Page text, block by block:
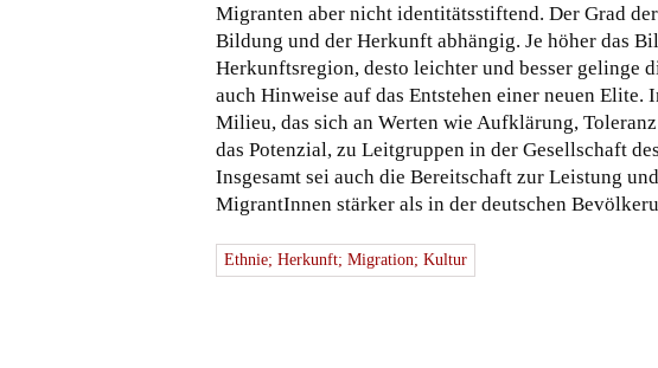
Migranten aber nicht identitätsstiftend. Der Grad
Bildung und der Herkunft abhängig. Je höher das
Herkunftsregion, desto leichter und besser gelinge
auch Hinweise auf das Entstehen einer neuen
Milieu, das sich an Werten wie Aufklärung,
das Potenzial, zu Leitgruppen in der Gesellschaft
Insgesamt sei auch die Bereitschaft zur Leistung
MigrantInnen stärker als in der deutschen
Ethnie; Herkunft; Migration; Kultur